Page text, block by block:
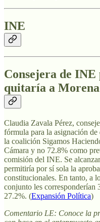
INE
Consejera de
quitaría a
Claudia Zavala Pérez,
fórmula para la asignación
la coalición Sigamos
Cámara y no 72.8% como
comisión del INE. Se
permitiría por sí sola la
constitucionales. En tanto, a
conjunto les
27.2%. (Expansión Política)
Comentario LE: Conoce la